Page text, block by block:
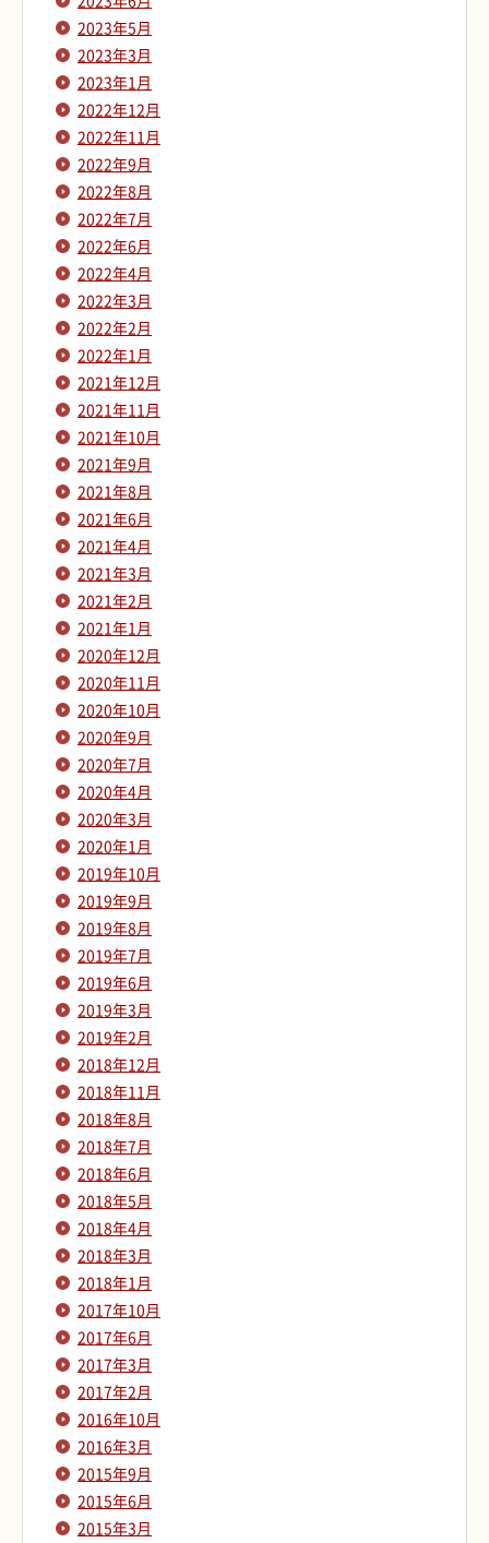
2023年5月
2023年3月
2023年1月
2022年12月
2022年11月
2022年9月
2022年8月
2022年7月
2022年6月
2022年4月
2022年3月
2022年2月
2022年1月
2021年12月
2021年11月
2021年10月
2021年9月
2021年8月
2021年6月
2021年4月
2021年3月
2021年2月
2021年1月
2020年12月
2020年11月
2020年10月
2020年9月
2020年7月
2020年4月
2020年3月
2020年1月
2019年10月
2019年9月
2019年8月
2019年7月
2019年6月
2019年3月
2019年2月
2018年12月
2018年11月
2018年8月
2018年7月
2018年6月
2018年5月
2018年4月
2018年3月
2018年1月
2017年10月
2017年6月
2017年3月
2017年2月
2016年10月
2016年3月
2015年9月
2015年6月
2015年3月